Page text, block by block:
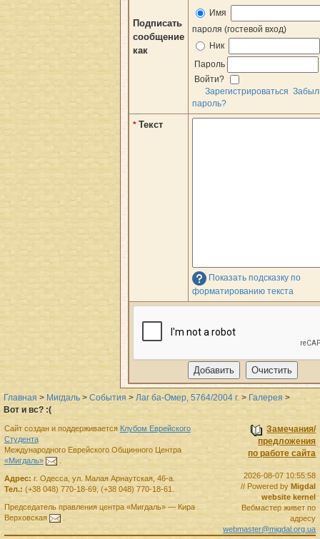
Подписать
сообщение
как
Имя
пароля (гостевой вход)
Ник
Пароль
Войти?
Зарегистрироваться
пароль?
* Текст
Показать подсказку по
форматированию текста
Главная > Мигдаль > События > Лаг ба-Омер, 5764/2004 г. > Галерея >
Вот и вс? :(
Замечания/
предложения
по работе сайта
2026-08-07 10:55:58
// Powered byMigdal
website kernel
Вебмастер живет по
адресу
webmaster@migdal.org.ua
Сайт создан и поддерживается Клубом Еврейского
Студента
Международного Еврейского Общинного Центра
«Мигдаль»
.
Адрес: г. Одесса, ул. Малая Арнаутская, 46-а.
Тел.: (+38 048) 770-18-69, (+38 048) 770-18-61
Председатель правленияцентра «Мигдаль»— Кира
Верховская
.